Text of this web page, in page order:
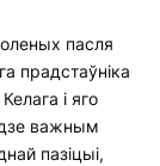
пасля
прадстаўніка
і яго
важным
пазіцыі,